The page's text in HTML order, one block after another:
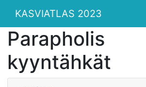
KASVIATLAS 2023
Parapholis
kyyntähkät